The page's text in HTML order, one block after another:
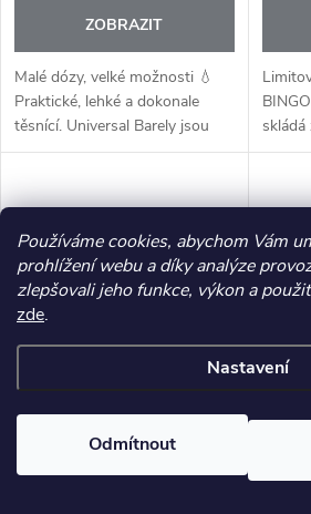
Používáme cookies, abychom Vám
prohlížení webu a díky analýze
zlepšovali jeho funkce, výkon a
zde.
Nastavení
Odmítnout
ZOBRAZIT
Malé dózy, velké možnosti 💧
Praktické, lehké a dokonale
těsnící. Universal Barely jsou
univerzální nádoby pro
na cestách. Díky chytrému
nádob
300 Kč
Nádoba s výlevným víkem
od300 Kč 660